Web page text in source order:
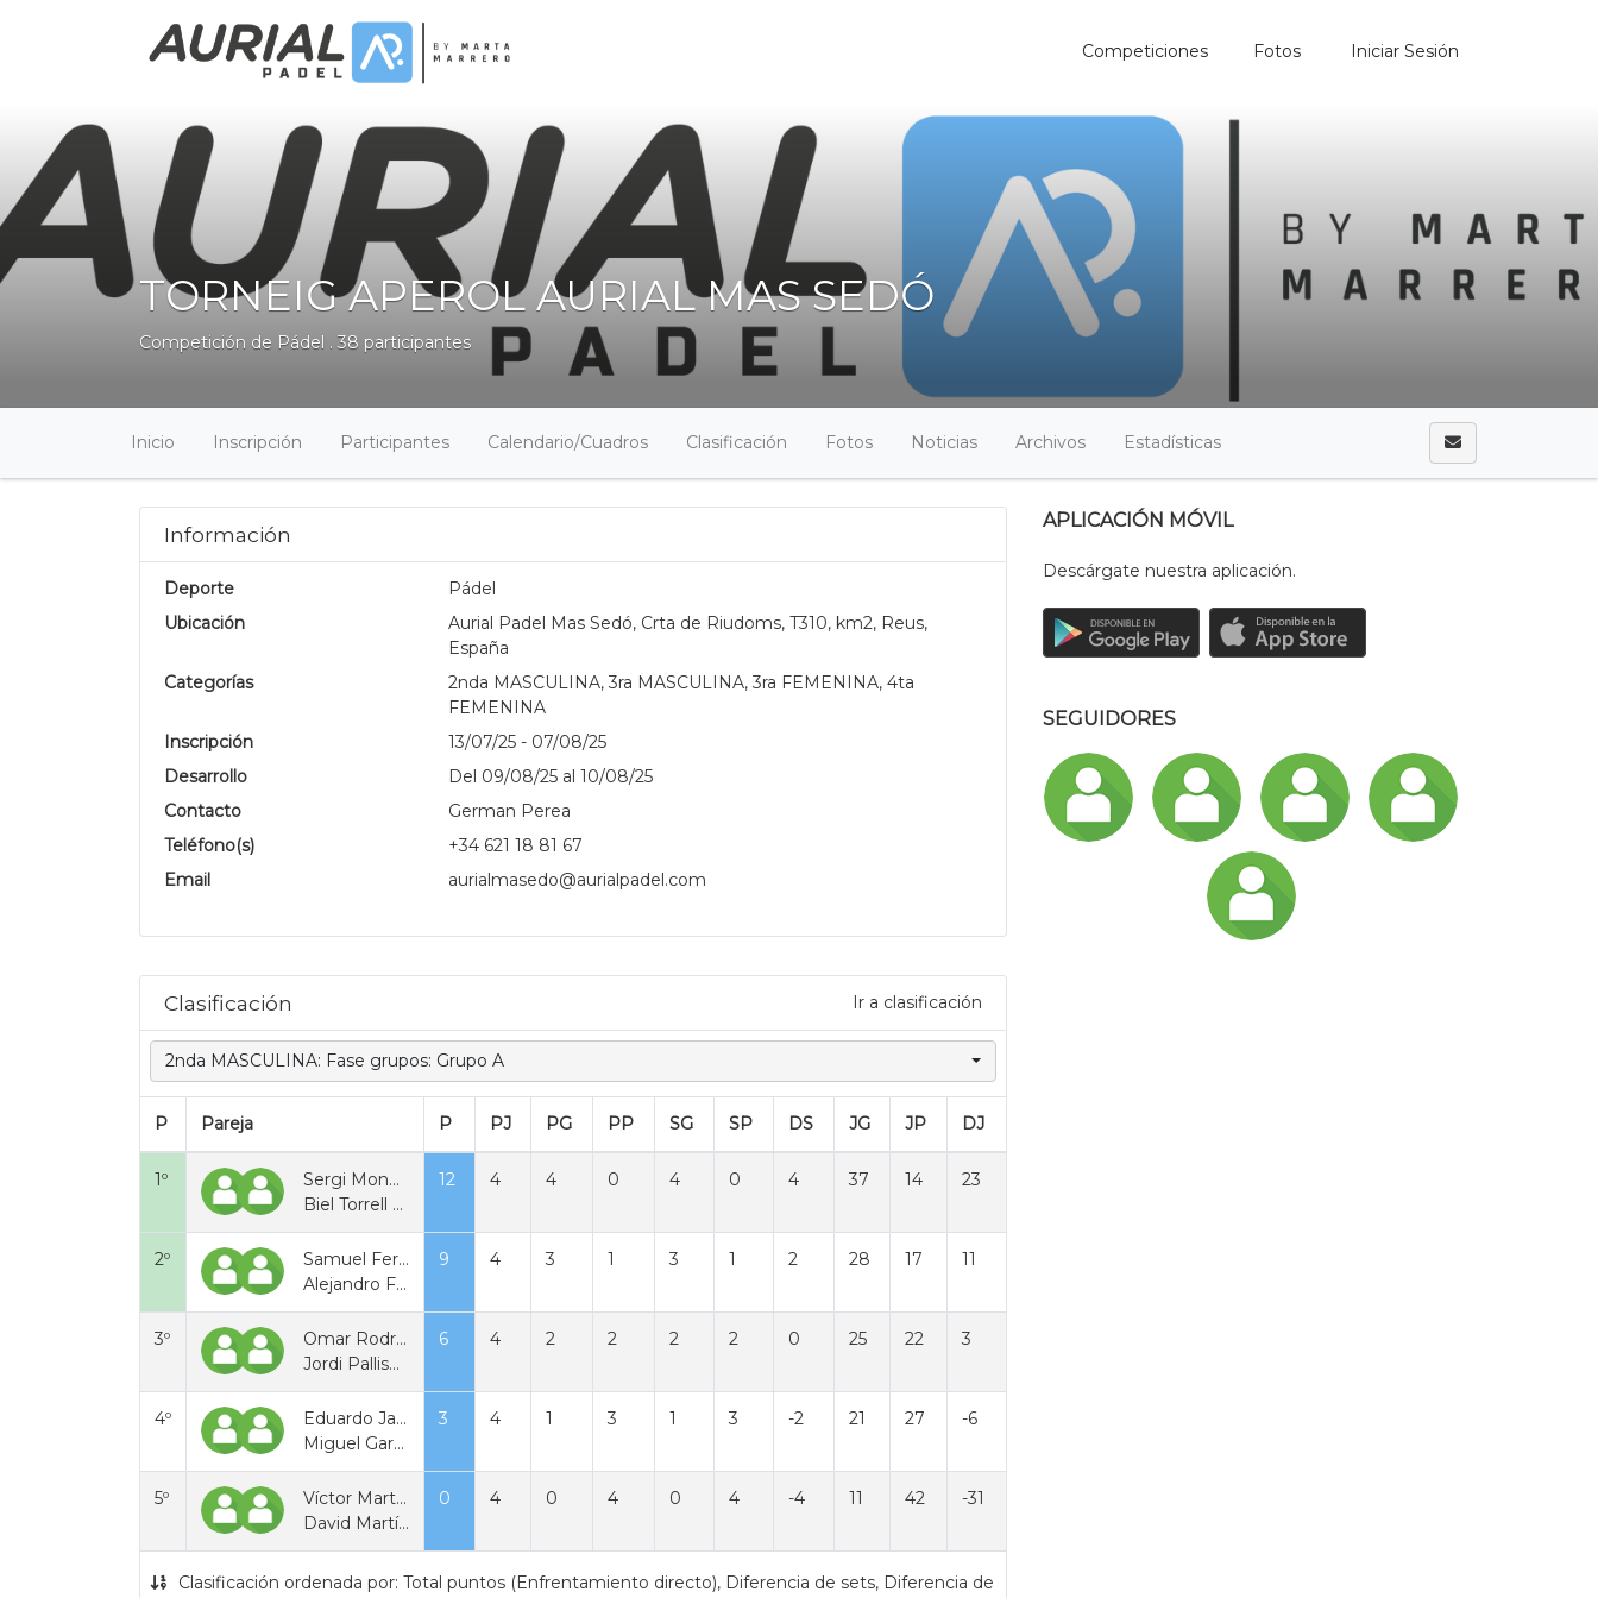
Competiciones Fotos Iniciar Sesión
TORNEIG APEROL AURIAL MAS SEDÓ
Competición de Pádel . 38 participantes
Inicio Inscripción Participantes Calendario/Cuadros Clasificación Fotos Noticias Archivos Estadísticas
Información
Deporte
Pádel
Ubicación
Aurial Padel Mas Sedó, Crta de Riudoms, T310, km2, Reus,
España
Categorías
2nda MASCULINA, 3ra MASCULINA, 3ra FEMENINA, 4ta
FEMENINA
Inscripción
13/07/25 - 07/08/25
Desarrollo
Del 09/08/25 al 10/08/25
Contacto
German Perea
Teléfono(s)
+34 621 18 81 67
Email
aurialmasedo@aurialpadel.com
Clasificación Ir a clasificación
2nda MASCULINA: Fase grupos: Grupo A
P Pareja P PJ PG PP SG SP DS JG JP DJ
1º
Sergi Monne Sans
Biel Torrell Cueva
12 4 4 0 4 0 4 37 14 23
2º
Samuel Fernandez Pelegrin
Alejandro Fernandez Viudez
9 4 3 1 3 1 2 28 17 11
3º
Omar Rodriguez
Jordi Palliser
6 4 2 2 2 2 0 25 22 3
4º
Eduardo Jaca Herrera
Miguel Garcia Almagro
3 4 1 3 1 3 -2 21 27 -6
5º
Víctor Martínez Serrano
David Martínez Serrano
0 4 0 4 0 4 -4 11 42 -31
Clasificación ordenada por: Total puntos (Enfrentamiento directo), Diferencia de sets, Diferencia de
APLICACIÓN MÓVIL
Descárgate nuestra aplicación.
.SEGUIDORES